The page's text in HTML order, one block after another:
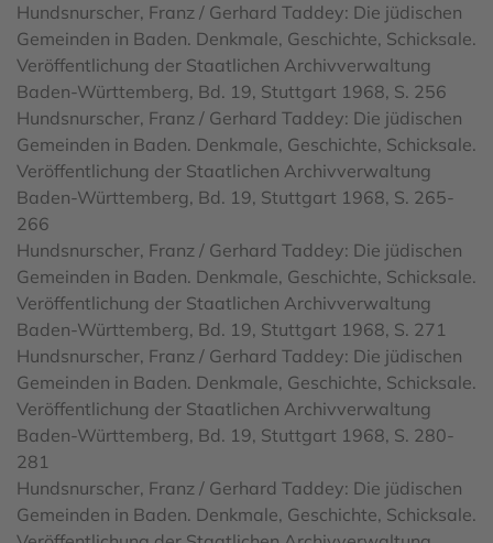
Hundsnurscher, Franz / Gerhard Taddey: Die jüdischen
Gemeinden in Baden. Denkmale, Geschichte, Schicksale.
Veröffentlichung der Staatlichen Archivverwaltung
Baden-Württemberg, Bd. 19, Stuttgart 1968, S. 256
Hundsnurscher, Franz / Gerhard Taddey: Die jüdischen
Gemeinden in Baden. Denkmale, Geschichte, Schicksale.
Veröffentlichung der Staatlichen Archivverwaltung
Baden-Württemberg, Bd. 19, Stuttgart 1968, S. 265-
266
Hundsnurscher, Franz / Gerhard Taddey: Die jüdischen
Gemeinden in Baden. Denkmale, Geschichte, Schicksale.
Veröffentlichung der Staatlichen Archivverwaltung
Baden-Württemberg, Bd. 19, Stuttgart 1968, S. 271
Hundsnurscher, Franz / Gerhard Taddey: Die jüdischen
Gemeinden in Baden. Denkmale, Geschichte, Schicksale.
Veröffentlichung der Staatlichen Archivverwaltung
Baden-Württemberg, Bd. 19, Stuttgart 1968, S. 280-
281
Hundsnurscher, Franz / Gerhard Taddey: Die jüdischen
Gemeinden in Baden. Denkmale, Geschichte, Schicksale.